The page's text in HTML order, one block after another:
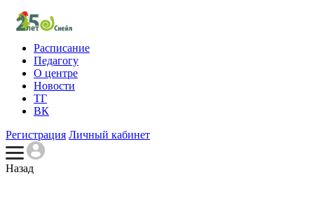
Расписание
Педагогу
О центре
Новости
ТГ
ВК
Регистрация Личный кабинет
Назад